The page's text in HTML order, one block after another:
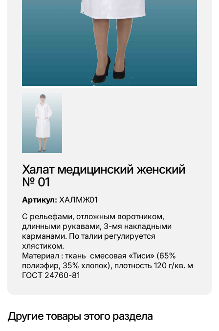
Халат медицинский женский
№ 01
Артикул: ХАЛМЖ01
С рельефами, отложным воротником,
длинными рукавами, 3-мя накладными
карманами. По талии регулируется
хлястиком.
Материал : ткань смесовая «Тиси» (65%
полиэфир, 35% хлопок), плотность 120 г/кв. м
ГОСТ 24760-81
Другие товары этого раздела